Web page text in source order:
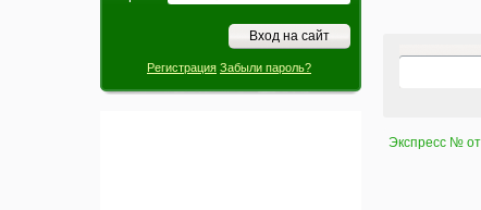
Регистрация Забыли пароль?
Экспресс №